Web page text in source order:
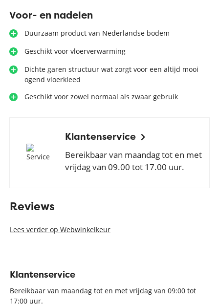
Voor- en nadelen
Duurzaam product van Nederlandse bodem
Geschikt voor vloerverwarming
Dichte garen structuur wat zorgt voor een altijd mooi
ogend vloerkleed
Geschikt voor zowel normaal als zwaar gebruik
Klantenservice
Bereikbaar van maandag tot en met
vrijdag van 09.00 tot 17.00 uur.
Reviews
Lees verder op Webwinkelkeur
Klantenservice
Bereikbaar van maandag tot en met vrijdag van 09:00 tot
17:00 uur.